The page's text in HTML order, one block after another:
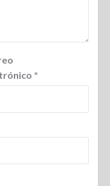
*